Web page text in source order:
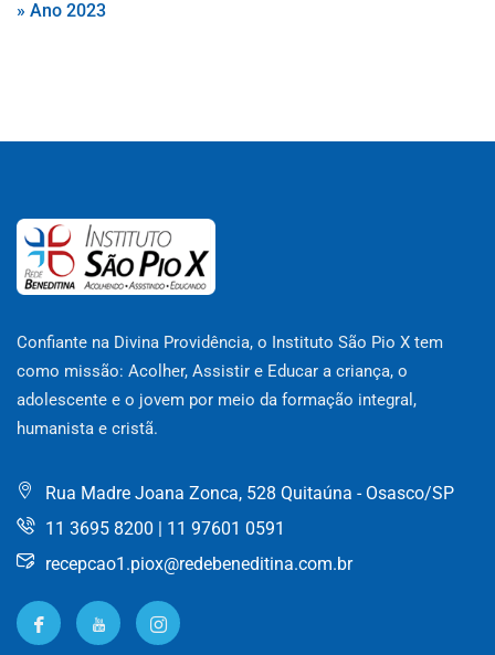
» Ano 2023
Confiante na Divina Providência, o Instituto São Pio X tem
como missão: Acolher, Assistir e Educar a criança, o
adolescente e o jovem por meio da formação integral,
humanista e cristã.
Rua Madre Joana Zonca, 528 Quitaúna - Osasco/SP
11 3695 8200 | 11 97601 0591
recepcao1.piox@redebeneditina.com.br